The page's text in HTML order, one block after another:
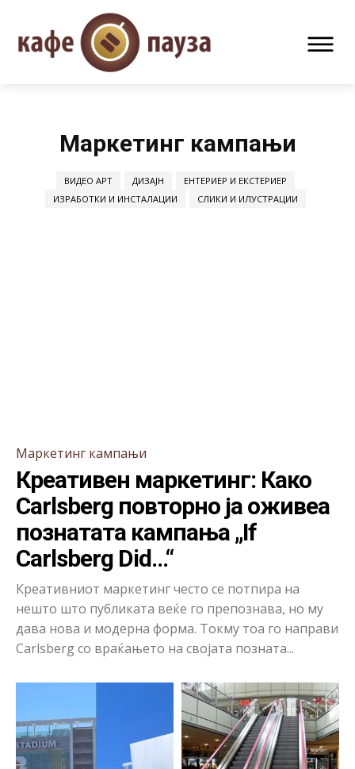
Маркетинг кампањи
ВИДЕО АРТ ДИЗАЈН
ЕНТЕРИЕР И ЕКСТЕРИЕР
ИЗРАБОТКИ И ИНСТАЛАЦИИ
СЛИКИ И ИЛУСТРАЦИИ
Маркетинг кампањи
Креативен маркетинг: Како
Carlsberg повторно ја оживеа
познатата кампања „If
Carlsberg Did…“
Креативниот маркетинг често се потпира на
нешто што публиката веќе го препознава, но му
дава нова и модерна форма. Токму тоа го направи
Carlsberg со враќањето на својата позната...